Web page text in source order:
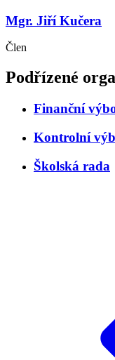
Mgr. Jiří Kučera
Člen
Podřízené
Finanční
Kontrolní
Školská rada